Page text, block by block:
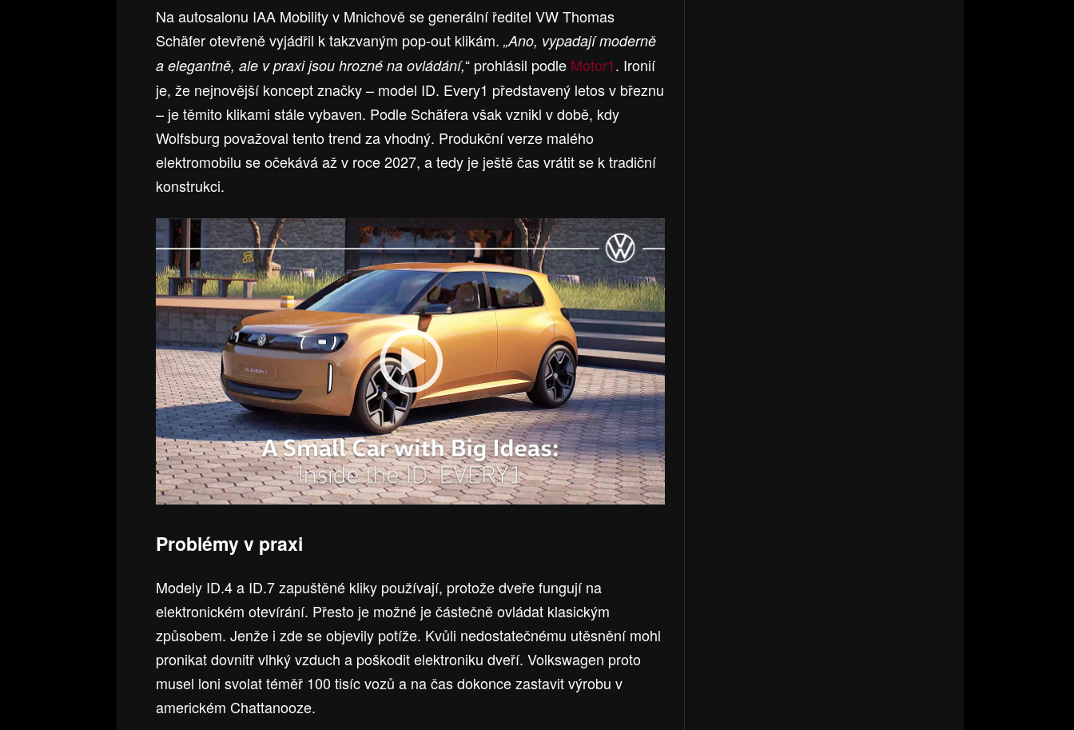
Na autosalonu IAA Mobility v Mnichově se generální ředitel VW Thomas
Schäfer otevřeně vyjádřil k takzvaným pop-out klikám. „Ano, vypadají moderně
a elegantně, ale v praxi jsou hrozné na ovládání,“ prohlásil podle Motor1. Ironií
je, že nejnovější koncept značky – model ID. Every1 představený letos v březnu
– je těmito klikami stále vybaven. Podle Schäfera však vznikl v době, kdy
Wolfsburg považoval tento trend za vhodný. Produkční verze malého
elektromobilu se očekává až v roce 2027, a tedy je ještě čas vrátit se k tradiční
konstrukci.
Problémy v praxi
Modely ID.4 a ID.7 zapuštěné kliky používají, protože dveře fungují na
elektronickém otevírání. Přesto je možné je částečně ovládat klasickým
způsobem. Jenže i zde se objevily potíže. Kvůli nedostatečnému utěsnění mohl
pronikat dovnitř vlhký vzduch a poškodit elektroniku dveří. Volkswagen proto
musel loni svolat téměř 100 tisíc vozů a na čas dokonce zastavit výrobu v
americkém Chattanooze.